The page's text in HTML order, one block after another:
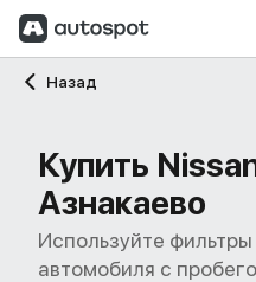
Назад
Главная
Купить
Азнакаево
Используйте
автомобиля с